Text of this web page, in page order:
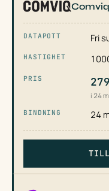
Comviq
Fri
i 24
24
TILL